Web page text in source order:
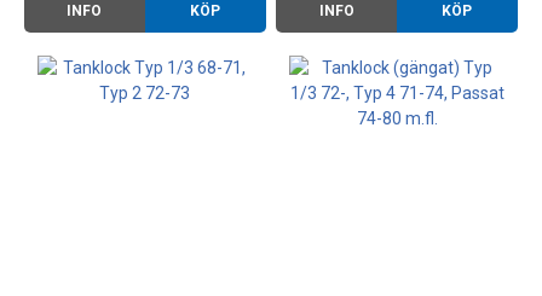
INFO KÖP INFO KÖP